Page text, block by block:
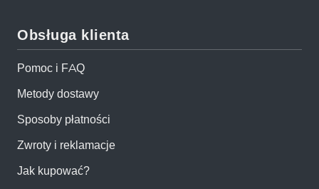
Obsługa klienta
Pomoc i FAQ
Metody dostawy
Sposoby płatności
Zwroty i reklamacje
Jak kupować?